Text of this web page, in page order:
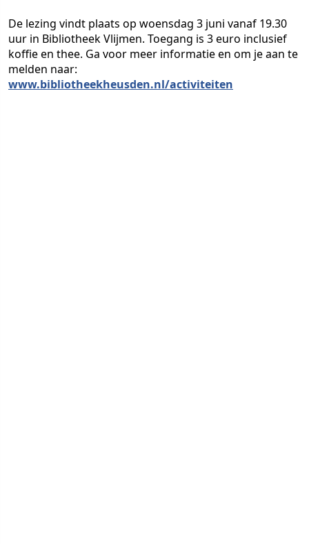
De lezing vindt plaats op woensdag 3 juni vanaf 19.30
uur in Bibliotheek Vlijmen. Toegang is 3 euro inclusief
koffie en thee. Ga voor meer informatie en om je aan te
melden naar:
www.bibliotheekheusden.nl/activiteiten